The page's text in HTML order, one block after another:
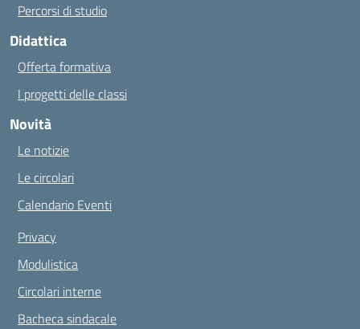
Percorsi di studio
Didattica
Offerta formativa
I progetti delle classi
Novità
Le notizie
Le circolari
Calendario Eventi
Privacy
Modulistica
Circolari interne
Bacheca sindacale